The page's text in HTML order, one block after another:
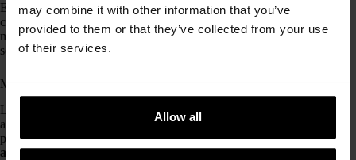
may combine it with other information that you’ve
provided to them or that they’ve collected from your use
of their services.
Allow all
En Corea del Sur no solo se innova con ingredientes, también
con cómo se aplican. Los formatos están pensados para
mejorar la eficacia, adaptarse a nuestro ritmo de vida y,
seamos sincer@s, hacernos el skincare más apetecible.
Mascarillas de hidrogel
Las mascarillas de hidrogel son una de las grandes tendencias
actuales. Se aplican como una segunda piel y, a medida que
pasan las horas, se vuelven transparentes, señal de que los
activosse han ido absorbiendo.